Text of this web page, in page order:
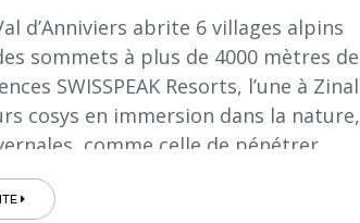
d’Anniviers abrite 6 villages alpins
sommets à plus de 4000 mètres de
SWISSPEAK Resorts, l’une à Zinal
cosys en immersion dans la nature,
comme celle de pénétrer...